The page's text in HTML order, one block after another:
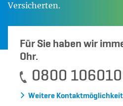
Versicherten.
Für Sie haben wir
Ohr.
0800
Weitere